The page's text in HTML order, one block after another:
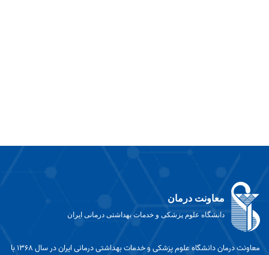
معاونت درمان
دانشگاه علوم پزشکی و خدمات بهداشتی درمانی ایران
معاونت درمان دانشگاه علوم پزشکی و خدمات بهداشتی درمانی ایران در سال 1368 با